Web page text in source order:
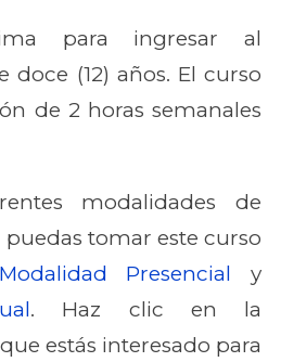
para ingresar al
doce (12) años. El curso
de 2 horas semanales
modalidades de
tomar este curso
Modalidad Presencial y
. Haz clic en la
estás interesado para